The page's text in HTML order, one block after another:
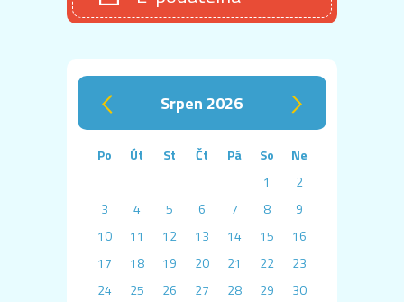
‹ srpen 2026 ›
Po Út St Čt Pá So
Ne
1
2
3
4 5 6 7 8
9
10
11 12 13 14 15
16
17
18 19 20 21 22
23
24
25 26 27 28 29 30